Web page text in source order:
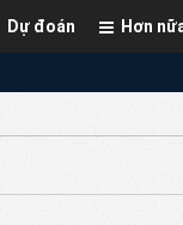
Hơn
Dự đoán